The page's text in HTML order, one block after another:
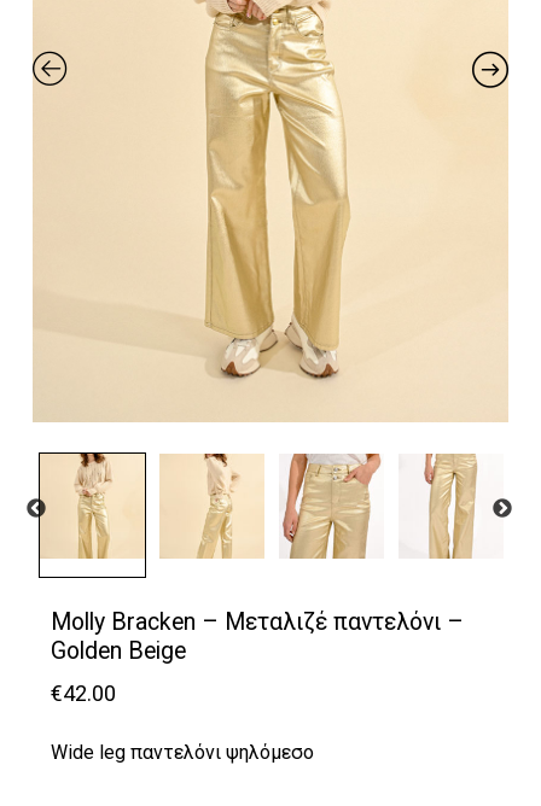
Molly Bracken – Μεταλιζέ παντελόνι –
Golden Beige
€42.00
Wide leg παντελόνι ψηλόμεσο